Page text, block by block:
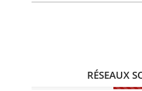
RÉSEAUX